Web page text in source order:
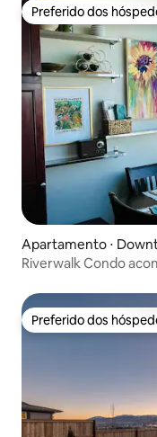
Preferido dos
Preferido dos
Apartamento ⋅
Riverwalk Condo
Preferido dos
Preferido dos